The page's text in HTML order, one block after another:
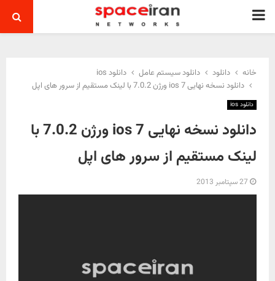
PRIMARY
خانه دانلود دانلود سیستم عامل
دانلود ios
دانلود نسخه نهایی ios 7 ورژن 7.0.2 با لینک مستقیم از سرور های اپل
دانلود ios
دانلود نسخه نهایی ios 7 ورژن 7.0.2 با
لینک مستقیم از سرور های اپل
27 سپتامبر 2013